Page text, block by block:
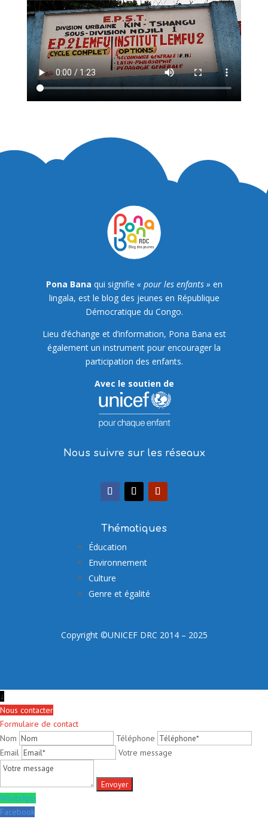
Pona Bana qui signifie « pour les enfants » en
lingala, est le blog des jeunes en République
Démocratique du Congo.
Lieu d’échange et d’information, Pona Bana est
également un instrument pour encourager la
participation des enfants.
Avec le soutien de
Nous suivre sur les réseaux
Thématiques
Éducation
Environnement
Culture
Genre et égalité
Copyright ©UNICEF DRC 2014 – 2025
↓
Nous contacter
Formulaire de contact
Nom
Téléphone
Email
Votre message
WhatsApp
Facebook